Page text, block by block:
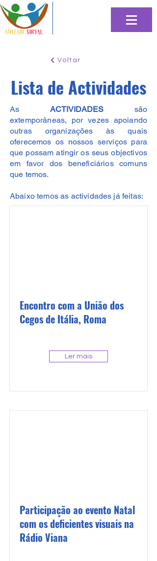
Voltar
Lista de Actividades
As ACTIVIDADES são
extemporâneas, por vezes apoiando
outras organizações às quais
oferecemos os nossos serviços para
que possam atingir os seus objectivos
em favor dos beneficiários comuns
que temos.
Abaixo temos as actividades já feitas:
Encontro com a União dos
Cegos de Itália, Roma
Ler mais
Participação ao evento Natal
com os deficientes visuais na
Rádio Viana